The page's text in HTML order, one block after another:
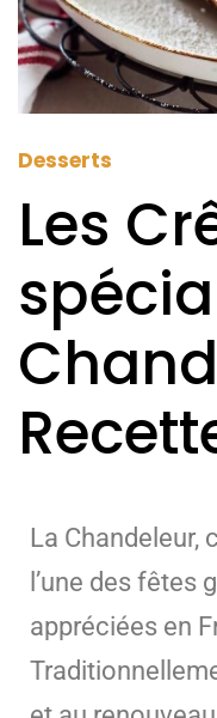
Desserts
Les
La Chandeleur,
l’une des fêtes
appréciées en